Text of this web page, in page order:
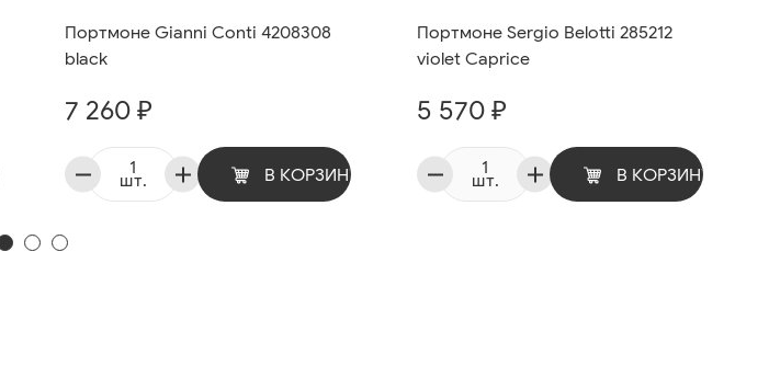
Портмоне Gianni Conti 4208308
black
7 260 ₽
шт. В КОРЗИНУ
Портмоне Sergio Belotti 285212
violet Caprice
5 570 ₽
шт. В КОРЗИНУ